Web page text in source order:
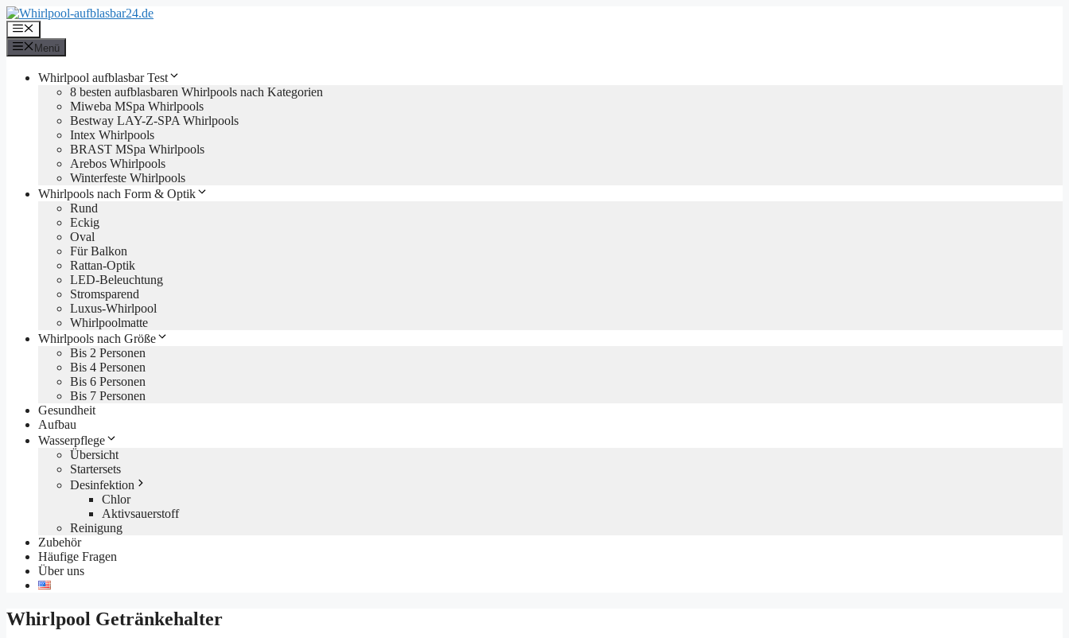
Zum
Inhalt
springen
Menü
Menü
Whirlpool aufblasbar Test
8 besten aufblasbaren Whirlpools nach Kategorien
Miweba MSpa Whirlpools
Bestway LAY-Z-SPA Whirlpools
Intex Whirlpools
BRAST MSpa Whirlpools
Arebos Whirlpools
Winterfeste Whirlpools
Whirlpools nach Form & Optik
Rund
Eckig
Oval
Für Balkon
Rattan-Optik
LED-Beleuchtung
Stromsparend
Luxus-Whirlpool
Whirlpoolmatte
Whirlpools nach Größe
Bis 2 Personen
Bis 4 Personen
Bis 6 Personen
Bis 7 Personen
Gesundheit
Aufbau
Wasserpflege
Übersicht
Startersets
Desinfektion
Chlor
Aktivsauerstoff
Reinigung
Zubehör
Häufige Fragen
Über uns
Whirlpool Getränkehalter